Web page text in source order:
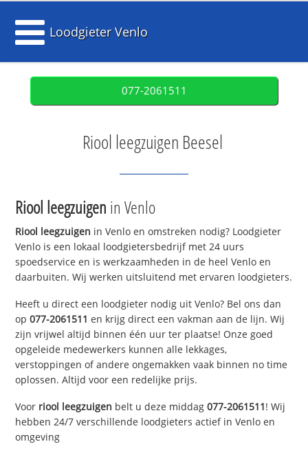
Loodgieter Venlo
077-2061511
Riool leegzuigen Beesel
Riool leegzuigen in Venlo
Riool leegzuigen in Venlo en omstreken nodig? Loodgieter
Venlo is een lokaal loodgietersbedrijf met 24 uurs
spoedservice en is werkzaamheden in de heel Venlo en
daarbuiten. Wij werken uitsluitend met ervaren loodgieters.
Heeft u direct een loodgieter nodig uit Venlo? Bel ons dan
op077-2061511 en krijg direct een vakman aan de lijn. Wij
zijn vrijwel altijd binnen één uur ter plaatse! Onze goed
opgeleide medewerkers kunnen alle lekkages,
verstoppingen of andere ongemakken vaak binnen no time
oplossen. Altijd voor een redelijke prijs.
Voor riool leegzuigen belt u deze middag077-2061511! Wij
hebben 24/7 verschillende loodgieters actief in Venlo en
omgeving